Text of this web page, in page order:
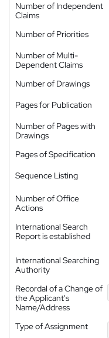
Number of Independent
Claims
Number of Priorities
Number of Multi-
Dependent Claims
Number of Drawings
Pages for Publication
Number of Pages with
Drawings
Pages of Specification
Sequence Listing
Number of Office
Actions
International Search
Report is established
International Searching
Authority
Recordal of a Change of
the Applicant's
Name/Address
Type of Assignment